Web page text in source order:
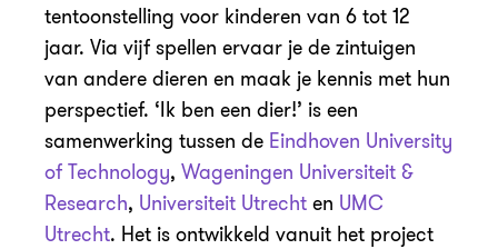
tentoonstelling voor kinderen van 6 tot 12
jaar. Via vijf spellen ervaar je de zintuigen
van andere dieren en maak je kennis met hun
perspectief. ‘Ik ben een dier!’ is een
samenwerking tussen de Eindhoven University
of Technology, Wageningen Universiteit &
Research, Universiteit Utrechten UMC
Utrecht. Het is ontwikkeld vanuit het project